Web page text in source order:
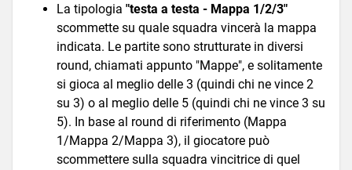
La tipologia "testa a testa - Mappa 1/2/3"
scommette su quale squadra vincerà la mappa
indicata. Le partite sono strutturate in diversi
round, chiamati appunto "Mappe", e solitamente
si gioca al meglio delle 3 (quindi chi ne vince 2
su 3) o al meglio delle 5 (quindi chi ne vince 3 su
5). In base al round di riferimento (Mappa
1/Mappa 2/Mappa 3), il giocatore può
scommettere sulla squadra vincitrice di quel